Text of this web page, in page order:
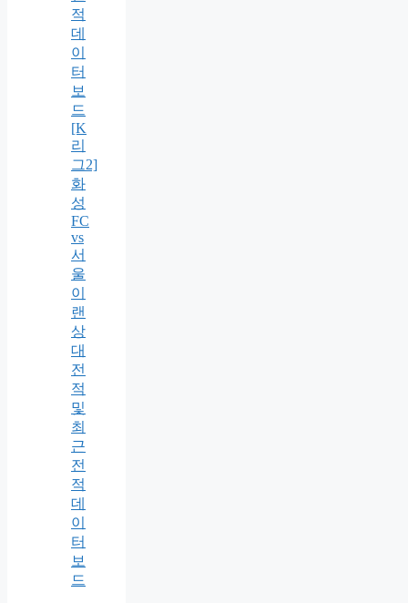
적
데
이
터
보
드
[K
리
그2]
화
성
FC
vs
서
울
이
랜
상
대
전
적
및
최
근
전
적
데
이
터
보
드